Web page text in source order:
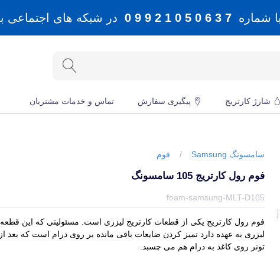
شماره 7 3 6 0 5 0 1 2 9 9 0 در شبکه های اجتماعی
شارژ کارتریج پیگیری سفارش تماس و خدمات مشتریان
سامسونگ Samsung / فوم
فوم رول کارتریج 105 سامسونگ
foam-samsung-MLT-D105
فوم رول کارتریج یکی از قطعات کارتریج لیزری است. مسئولیتی که این قطعه
لیزری به عهده دارد تمیز کردن ضایعات باقی مانده بر روی درام است که بعد
تونر روی کاغذ به درام هم می چسبد.